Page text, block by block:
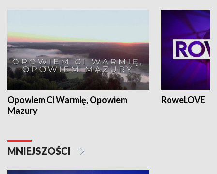
Opowiem Ci Warmię, Opowiem
Mazury
RoweLOVE
MNIEJSZOŚCI